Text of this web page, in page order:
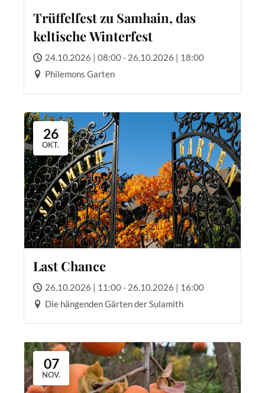
Trüffelfest zu Samhain, das
keltische Winterfest
24.10.2026 | 08:00 - 26.10.2026 | 18:00
Philemons Garten
26
OKT.
Last Chance
26.10.2026 | 11:00 - 26.10.2026 | 16:00
Die hängenden Gärten der Sulamith
07
NOV.